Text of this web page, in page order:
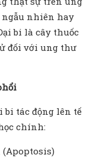
nhiên hay
bi là cây thuốc
đối với ung thư
bi tác động lên tế
chính:
(Apoptosis)